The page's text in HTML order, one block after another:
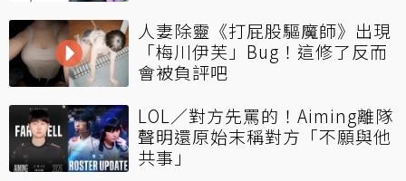
人妻除靈《打屁股驅魔師》出現
「梅川伊芙」Bug！這修了反而
會被負評吧
LOL／對方先罵的！Aiming離隊
聲明還原始末稱對方「不願與他
共事」